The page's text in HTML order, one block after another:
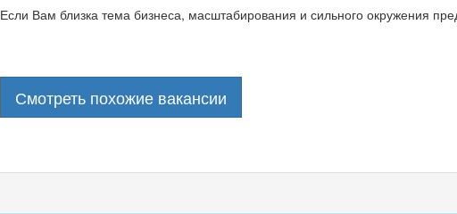
Если Вам близка тема бизнеса, масштабирования и сильного окружения
Смотреть похожие вакансии